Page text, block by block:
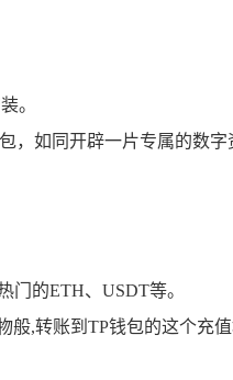
。
，如同开辟一片专属的数
的ETH、USDT等。
,转账到TP钱包的这个充值